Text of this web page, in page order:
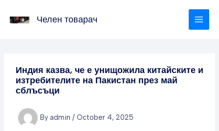
Челен товарач
Индия казва, че е унищожила китайските и
изтребителите на Пакистан през май
сблъсъци
By admin / October 4, 2025